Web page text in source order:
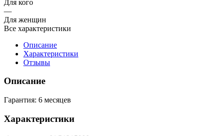
Для кого
—
Для женщин
Все характеристики
Описание
Характеристики
Отзывы
Описание
Гарантия: 6 месяцев
Характеристики